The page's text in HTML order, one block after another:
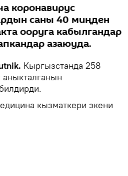
коронавирус
саны 40 миңден
ооруга кабылгандар
азаюуда.
Кыргызстанда 258
кызматкери экени